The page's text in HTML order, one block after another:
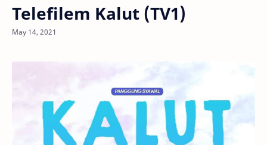
Telefilem Kalut (TV1)